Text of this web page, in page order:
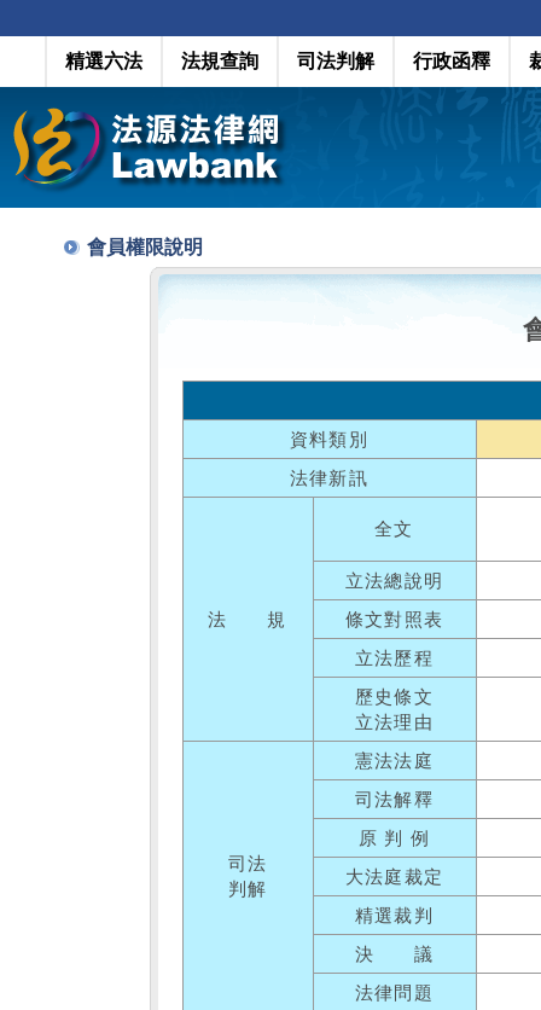
精選六法 法規查詢 司法判解 行政函釋
會員權限說明
資料類別
法律新訊
法 規
全文
立法總說明
條文對照表
立法歷程
歷史條文
立法理由
司法
判解
憲法法庭
司法解釋
原 判 例
大法庭裁定
精選裁判
決 議
法律問題